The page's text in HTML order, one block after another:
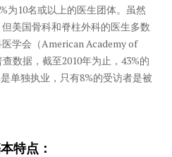
为10名或以上的医生团体。虽然
美国骨科和脊柱外科的医生多数
学会（American Academy of
数据，截至2010年为止，43%的
单独执业，只有8%的受访者是被
特点：